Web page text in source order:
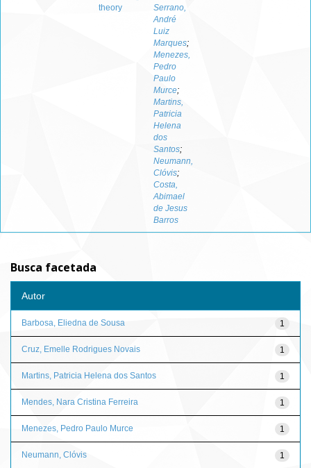
theory
Serrano,
André
Luiz
Marques;
Menezes,
Pedro
Paulo
Murce;
Martins,
Patricia
Helena
dos
Santos;
Neumann,
Clóvis;
Costa,
Abimael
de Jesus
Barros
Busca facetada
Autor
1
Barbosa, Eliedna de Sousa
1
Cruz, Emelle Rodrigues Novais
1
Martins, Patricia Helena dos Santos
1
Mendes, Nara Cristina Ferreira
1
Menezes, Pedro Paulo Murce
1
Neumann, Clóvis